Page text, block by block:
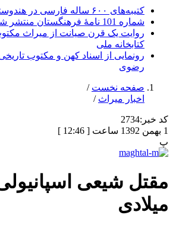
کتیبه‌های ۶۰۰ ساله فارسی در هندوستان
شماره 101 نامۀ فرهنگستان منتشر شد
روایت یک قرن صیانت از میراث
کتابخانه ملی
رونمایی از اسناد کهن و مکتوب
رضوی
صفحه نخست /
اخبار میراث /
کد خبر:2734
1 بهمن 1392 ساعت [ 12:46 ]
پ
میلادی